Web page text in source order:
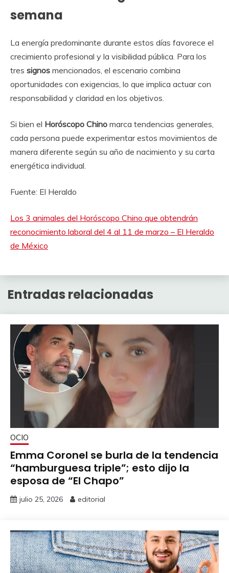
semana
La energía predominante durante estos días favorece el
crecimiento profesional y la visibilidad pública. Para los
tres signos mencionados, el escenario combina
oportunidades con exigencias, lo que implica actuar con
responsabilidad y claridad en los objetivos.
Si bien el Horóscopo Chino marca tendencias generales,
cada persona puede experimentar estos movimientos de
manera diferente según su año de nacimiento y su carta
energética individual.
Fuente: El Heraldo
Los 3 animales del Horóscopo Chino que obtendrán
reconocimiento laboral del 4 al 11 de marzo – El Heraldo
de México
Entradas relacionadas
OCIO
Emma Coronel se burla de la tendencia
“hamburguesa triple”; esto dijo la
esposa de “El Chapo”
julio 25, 2026 editorial